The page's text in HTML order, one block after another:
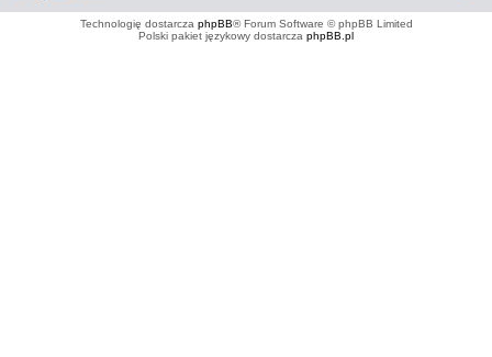
Technologię dostarcza phpBB® Forum Software © phpBB Limited
Polski pakiet językowy dostarcza phpBB.pl